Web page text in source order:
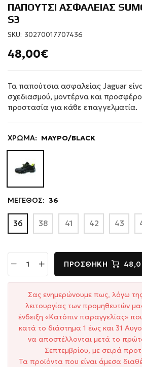
ΠΑΠΟΥΤΣΙ ΑΣΦΑΛΕΙΑΣ
S3
SKU: 30270017707436
48,00€
Τα παπούτσια ασφαλείας Jaguar
σχεδιασμού, μοντέρνα και
προστασία για κάθε επαγγελματία.
ΧΡΩΜΑ: ΜΑΥΡΟ/BLACK
ΜΕΓΕΘΟΣ: 36
36 38 41 42 43
ΠΡΟΣΘΉΚΗ
Σας ενημερώνουμε πως, λόγω
λειτουργίας των προμηθευτών
ένδειξη «Κατόπιν παραγγελίας»
κατά το διάστημα 1 έως και 31
να αποστέλλονται μετά το
Σεπτεμβρίου, με σειρά
Τα προϊόντα που είναι άμεσα